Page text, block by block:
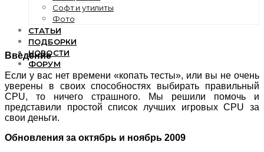
Софт и утилиты
Фото
СТАТЬИ
ПОДБОРКИ
НОВОСТИ
ФОРУМ
Введение
Если у вас нет времени «копать тесты», или вы не очень
уверены в своих способностях выбирать правильный
CPU, то ничего страшного. Мы решили помочь и
представили простой список лучших игровых CPU за
свои деньги.
Обновления за октябрь и ноябрь 2009